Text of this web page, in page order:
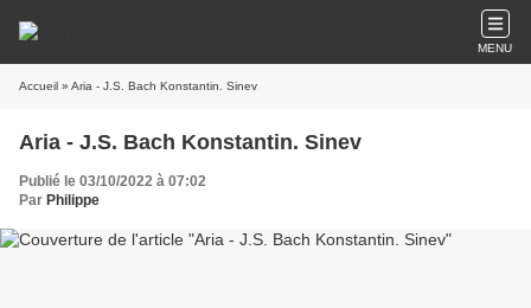
MENU
Accueil » Aria - J.S. Bach Konstantin. Sinev
Aria - J.S. Bach Konstantin. Sinev
Publié le 03/10/2022 à 07:02
Par Philippe